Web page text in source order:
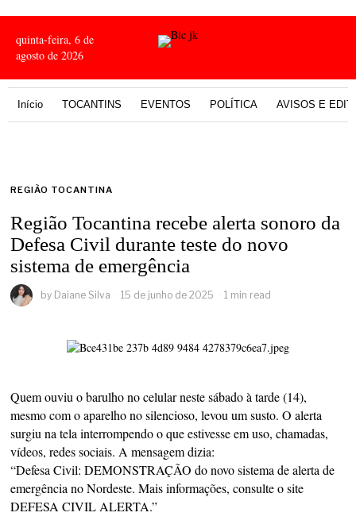
quinta-feira, 6 de
agosto de 2026
Início TOCANTINS EVENTOS POLÍTICA AVISOS E
REGIÃO TOCANTINA
Região Tocantina recebe alerta sonoro da
Defesa Civil durante teste do novo
sistema de emergência
by Daiane Silva 15 de junho de 2025 1 min read
Quem ouviu o barulho no celular neste sábado à tarde (14),
mesmo com o aparelho no silencioso, levou um susto. O alerta
surgiu na tela interrompendo o que estivesse em uso, chamadas,
vídeos, redes sociais. A mensagem dizia:
“Defesa Civil: DEMONSTRAÇÃO do novo sistema de alerta de
emergência no Nordeste. Mais informações, consulte o site
DEFESA CIVIL ALERTA.”